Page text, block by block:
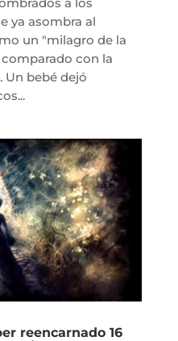
ya asombra al
un "milagro de la
con la
Un bebé dejó
reencarnado 16